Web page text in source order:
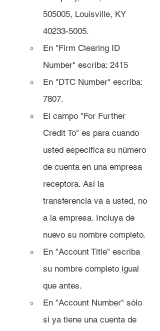
505005, Louisville, KY
40233-5005.
En "Firm Clearing ID
Number" escriba: 2415
En "DTC Number" escriba:
7807.
El campo "For Further
Credit To" es para cuando
usted especifica su número
de cuenta en una empresa
receptora. Así la
transferencia va a usted, no
a la empresa. Incluya de
nuevo su nombre completo.
En "Account Title" escriba
su nombre completo igual
que antes.
En "Account Number" sólo
si ya tiene una cuenta de